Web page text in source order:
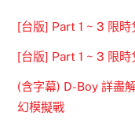
[台版] Part 1 ~ 3 限時
[台版] Part 1 ~ 3 限時
(含字幕) D-Boy 詳盡
幻模擬戰